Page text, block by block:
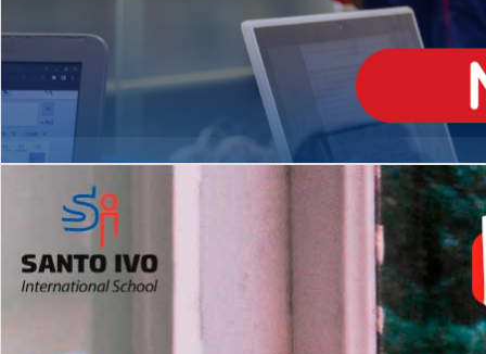
Matrículas Abertas 2026
Dupla Diplomação
2º AO 5º ANO FUNDAMENTAL